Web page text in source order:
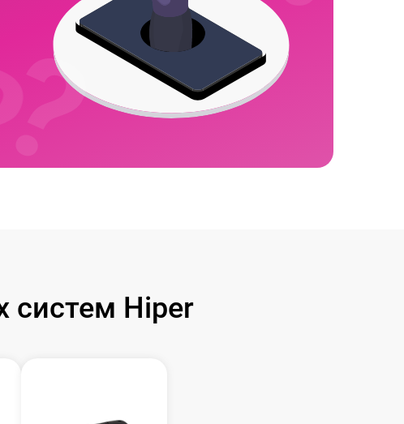
систем Hiper